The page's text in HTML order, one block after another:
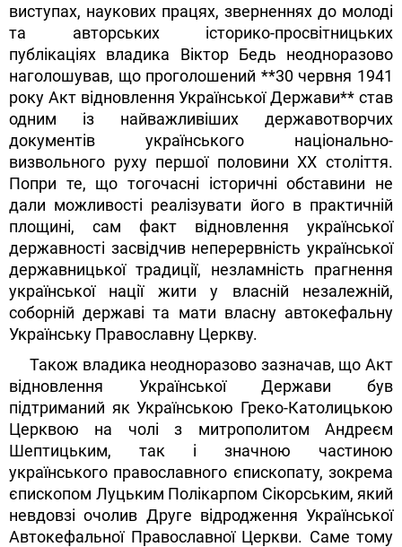
виступах, наукових працях, зверненнях до молоді
та авторських історико-просвітницьких
публікаціях владика Віктор Бедь неодноразово
наголошував, що проголошений **30 червня 1941
року Акт відновлення Української Держави** став
одним із найважливіших державотворчих
документів українського національно-
визвольного руху першої половини ХХ століття.
Попри те, що тогочасні історичні обставини не
дали можливості реалізувати його в практичній
площині, сам факт відновлення української
державності засвідчив неперервність української
державницької традиції, незламність прагнення
української нації жити у власній незалежній,
соборній державі та мати власну автокефальну
Українську Православну Церкву.
Також владика неодноразово зазначав, що Акт
відновлення Української Держави був
підтриманий як Українською Греко-Католицькою
Церквою на чолі з митрополитом Андреєм
Шептицьким, так і значною частиною
українського православного єпископату, зокрема
єпископом Луцьким Полікарпом Сікорським, який
невдовзі очолив Друге відродження Української
Автокефальної Православної Церкви. Саме тому